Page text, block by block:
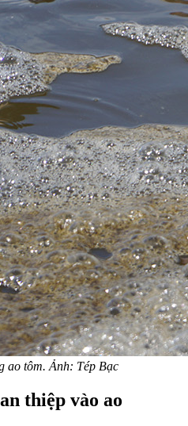
ao tôm. Ảnh: Tép Bạc
thiệp vào ao